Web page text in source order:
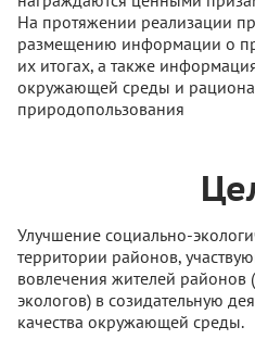
На протяжении реализации
размещению информации о
их итогах, а также
окружающей среды и
природопользования
Улучшение социально-
территории районов,
вовлечения жителей районов
экологов) в созидательную
качества окружающей среды.